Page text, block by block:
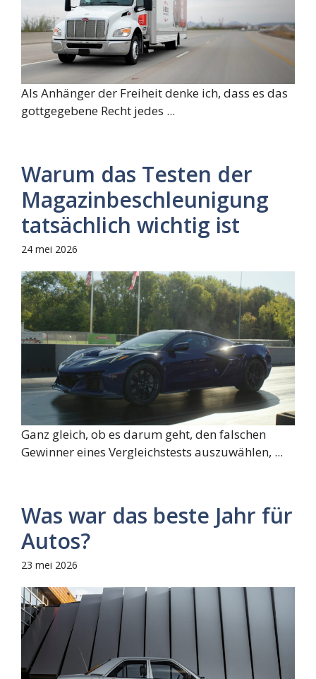
Als Anhänger der Freiheit denke ich, dass es das
gottgegebene Recht jedes ...
Warum das Testen der
Magazinbeschleunigung
tatsächlich wichtig ist
24 mei 2026
Ganz gleich, ob es darum geht, den falschen
Gewinner eines Vergleichstests auszuwählen, ...
Was war das beste Jahr für
Autos?
23 mei 2026